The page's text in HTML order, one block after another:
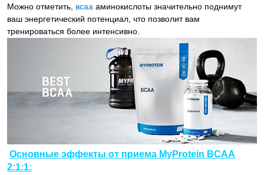
Можно отметить, всаа аминокислоты значительно поднимут
ваш энергетический потенциал, что позволит вам
тренироваться более интенсивно.
Основные эффекты от приема MyProtein BCAA
2:1:1: